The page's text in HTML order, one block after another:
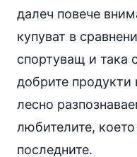
далеч повече
купуват в
спортуващ и така
добрите продукти
лесно
любителите,
последните.